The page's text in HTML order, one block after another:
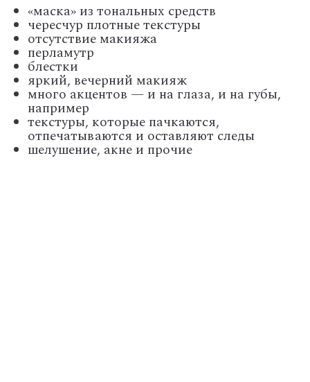
«маска» из тональных средств
чересчур плотные текстуры
отсутствие макияжа
перламутр
блестки
яркий, вечерний макияж
много акцентов — и на глаза, и на губы,
например
текстуры, которые пачкаются,
отпечатываются и оставляют следы
шелушение, акне и прочие